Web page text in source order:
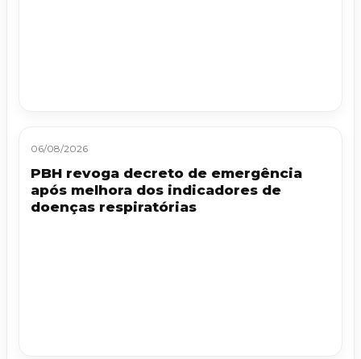
06/08/2026
PBH revoga decreto de emergência
após melhora dos indicadores de
doenças respiratórias